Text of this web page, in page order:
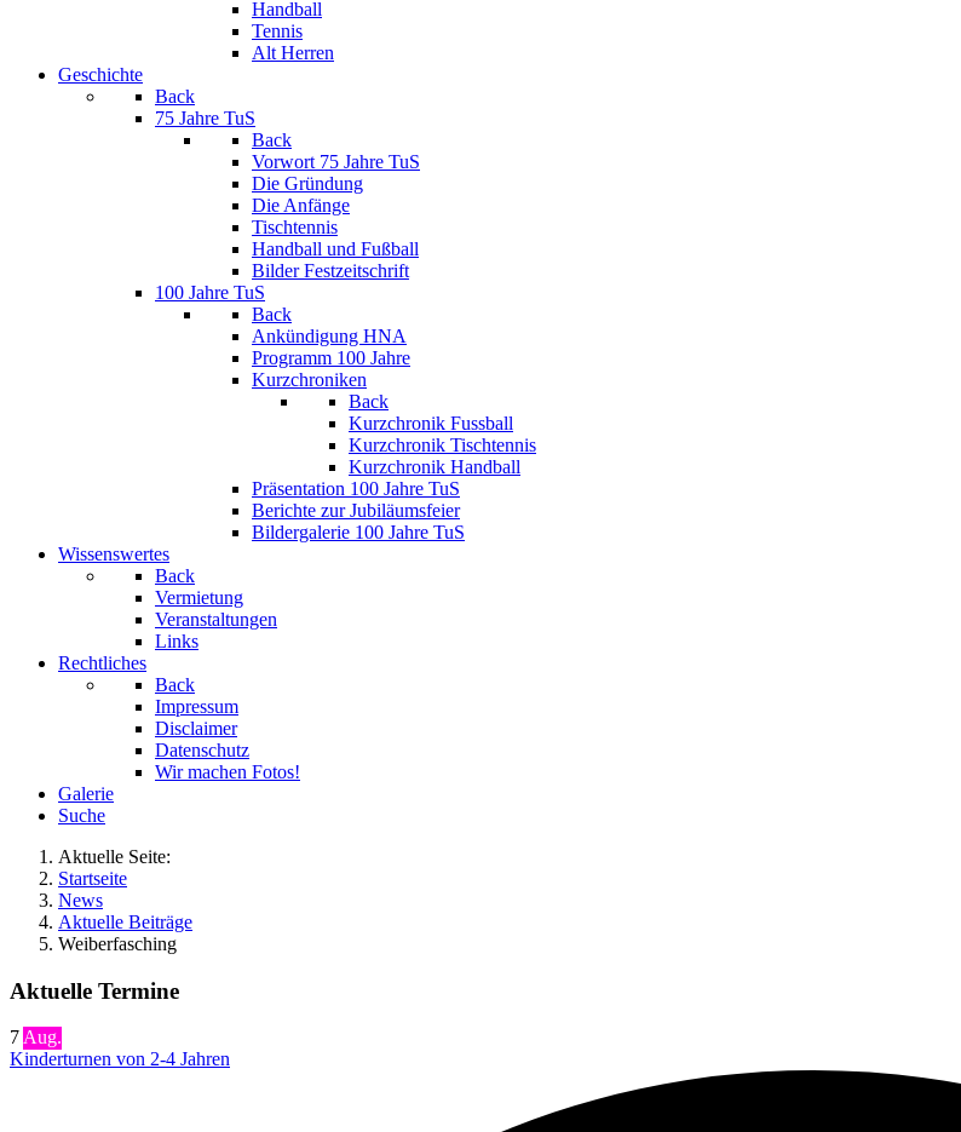
Handball
Tennis
Alt Herren
Geschichte
Back
75 Jahre TuS
Back
Vorwort 75 Jahre TuS
Die Gründung
Die Anfänge
Tischtennis
Handball und Fußball
Bilder Festzeitschrift
100 Jahre TuS
Back
Ankündigung HNA
Programm 100 Jahre
Kurzchroniken
Back
Kurzchronik Fussball
Kurzchronik Tischtennis
Kurzchronik Handball
Präsentation 100 Jahre TuS
Berichte zur Jubiläumsfeier
Bildergalerie 100 Jahre TuS
Wissenswertes
Back
Vermietung
Veranstaltungen
Links
Rechtliches
Back
Impressum
Disclaimer
Datenschutz
Wir machen Fotos!
Galerie
Suche
Aktuelle Seite:
Startseite
News
Aktuelle Beiträge
Weiberfasching
Aktuelle Termine
7Aug.
Kinderturnen von 2-4 Jahren